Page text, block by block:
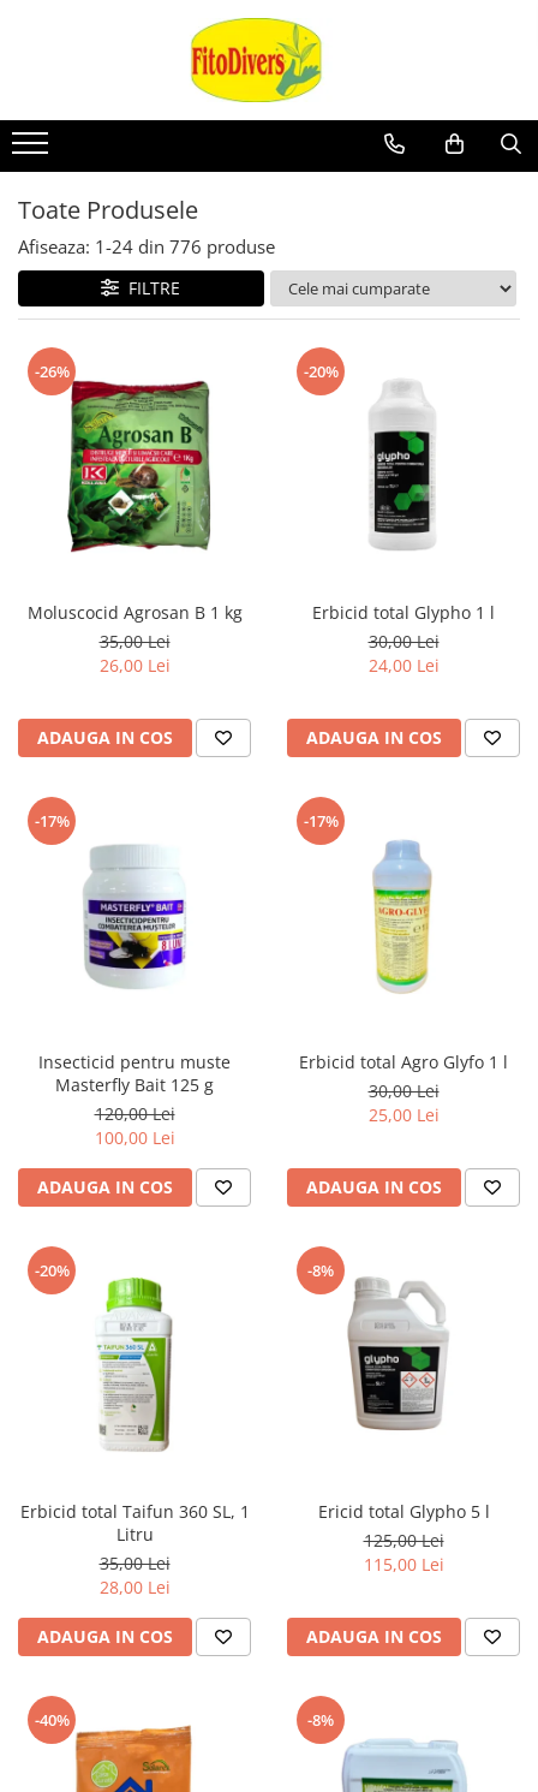
Toate Produsele
Afiseaza: 1-24 din 776 produse
FILTRE
-26%
Moluscocid Agrosan B 1 kg
35,00 Lei
26,00 Lei
ADAUGA IN COS
-20%
Erbicid total Glypho 1 l
30,00 Lei
24,00 Lei
ADAUGA IN COS
-17%
Insecticid pentru muste
Masterfly Bait 125 g
120,00 Lei
100,00 Lei
ADAUGA IN COS
-17%
Erbicid total Agro Glyfo 1 l
30,00 Lei
25,00 Lei
ADAUGA IN COS
-20%
Erbicid total Taifun 360 SL, 1
Litru
35,00 Lei
28,00 Lei
ADAUGA IN COS
-8%
Ericid total Glypho 5 l
125,00 Lei
115,00 Lei
ADAUGA IN COS
-40% -8%